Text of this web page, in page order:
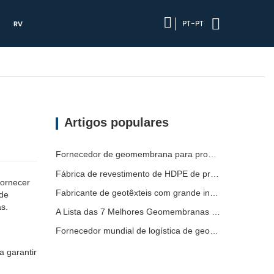
RV PT-PT
garantir
Artigos populares
Fornecedor de geomembrana para promotores de infraestruturas
Fornecedor mundial de logística de geomembrana